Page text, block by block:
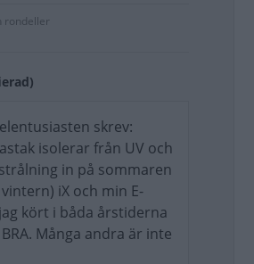
rondeller
skrev:
isolerar från UV och
in på sommaren
iX och min E-
kört i båda årstiderna
Många andra är inte